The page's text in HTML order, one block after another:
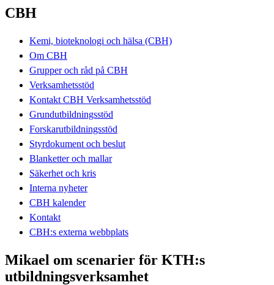
CBH
Kemi, bioteknologi och hälsa (CBH)
Om CBH
Grupper och råd på CBH
Verksamhetsstöd
Kontakt CBH Verksamhetsstöd
Grundutbildningsstöd
Forskarutbildningsstöd
Styrdokument och beslut
Blanketter och mallar
Säkerhet och kris
Interna nyheter
CBH kalender
Kontakt
CBH:s externa webbplats
Mikael om scenarier för KTH:s
utbildningsverksamhet